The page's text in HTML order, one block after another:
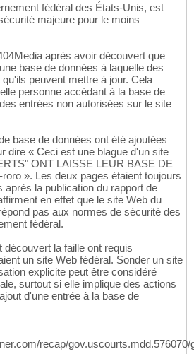
fédéral des États-Unis, est
majeure pour le moins
après avoir découvert que
base de données à laquelle des
peuvent mettre à jour. Cela
personne accédant à la base de
entrées non autorisées sur le site
base de données ont été ajoutées
dire « Ceci est une blague d'un site
ONT LAISSE LEUR BASE DE
». Les deux pages étaient toujours
après la publication du rapport de
en effet que le site Web du
pas aux normes de sécurité des
fédéral.
la faille ont requis
un site Web fédéral. Sonder un site
explicite peut être considéré
surtout si elle implique des actions
d'une entrée à la base de
recap/